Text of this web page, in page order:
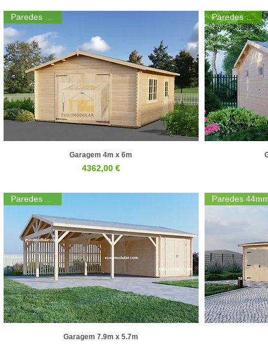
Visualização rápida
Garagem 4m x 6m
Preço
4362,00 €
Paredes 44mm
Visualização rápida
Garagem 7.9m x 5.7m